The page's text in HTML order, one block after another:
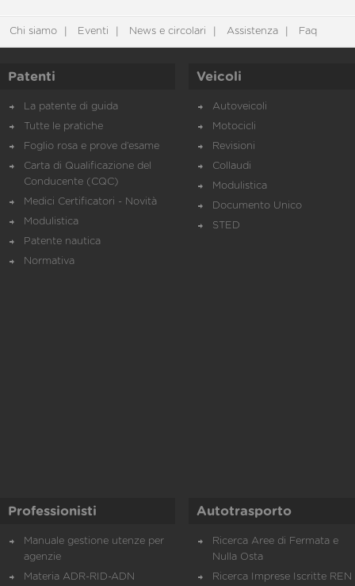
Chi siamo Eventi News e circolari Assistenza Faq
Patenti
La patente di guida
Tutte le pratiche
Foglio rosa e prove d’esame
Carta di Qualificazione del
Conducente (CQC)
Medici Certificatori - Novità
Modulistica
Patente nautica
Normativa
Veicoli
Autoveicoli
Motocicli
Revisioni
Collaudi
Modulistica
Documento Unico
STED
Professionisti
Manuale gestione utenze per
agenzie
Materia ADR-RID-ADN
Autotrasporto
Ricerca Aree di Fermata e
Nulla Osta
Ricerca Imprese Iscritte REN